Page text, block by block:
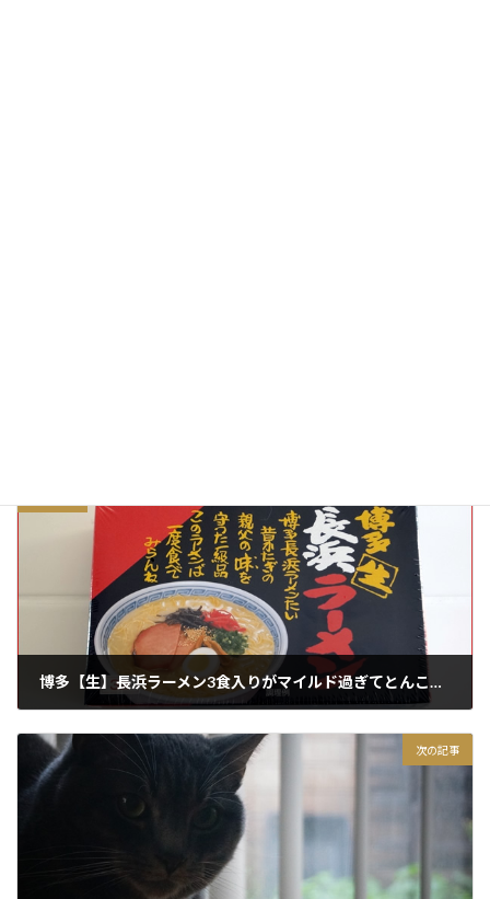
博多【生】長浜ラーメン3食入りがマイルド過ぎてとんこつの味が分からなかった件
次の記事